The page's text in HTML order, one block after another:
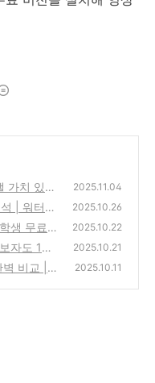
가치 있을
2025.11.04
| 워터마
2025.10.26
생 무료
2025.10.22
자도 10
2025.10.21
비교 |
2025.10.11